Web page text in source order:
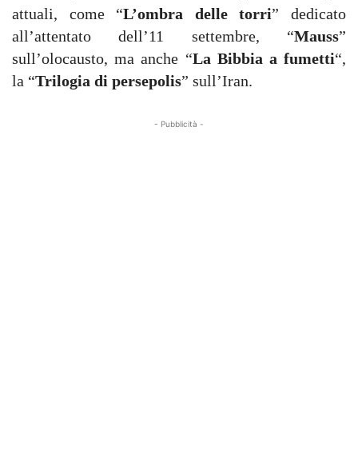
attuali, come “L’ombra delle torri” dedicato
all’attentato dell’11 settembre, “Mauss”
sull’olocausto, ma anche “La Bibbia a fumetti“,
la “Trilogia di persepolis” sull’Iran.
- Pubblicità -